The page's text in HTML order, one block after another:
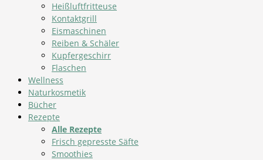
Heißluftfritteuse
Kontaktgrill
Eismaschinen
Reiben & Schäler
Kupfergeschirr
Flaschen
Wellness
Naturkosmetik
Bücher
Rezepte
Alle Rezepte
Frisch gepresste Säfte
Smoothies